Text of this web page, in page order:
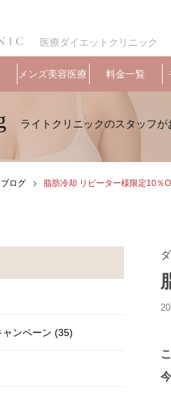
医療ダイエットクリニック
メンズ美容医療 料金一覧
ブログ 脂肪冷却 リピーター様限定️10％
ンペーン (35)